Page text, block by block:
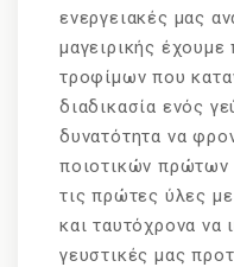
ενεργειακές μας
μαγειρικής
τροφίμων που
διαδικασία ενός
δυνατότητα να
ποιοτικών πρώτων
τις πρώτες ύλες
και ταυτόχρονα να
γευστικές μας